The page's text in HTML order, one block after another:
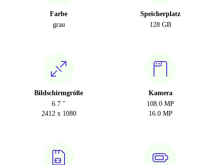
Farbe
grau
Speicherplatz
128 GB
Bildschirmgröße
6.7 "
2412 x 1080
Kamera
108.0 MP
16.0 MP